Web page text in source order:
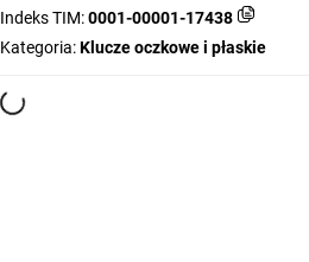
Indeks TIM:0001-00001-17438
Kategoria:Klucze oczkowe i płaskie